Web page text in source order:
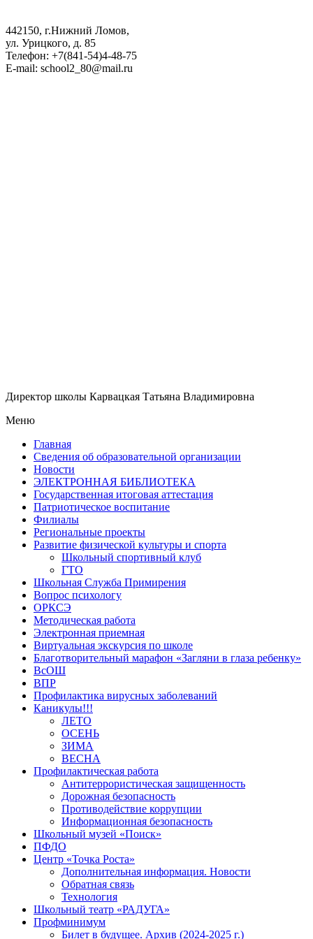
442150, г.Нижний Ломов,
ул. Урицкого, д. 85
Телефон: +7(841-54)4-48-75
E-mail: school2_80@mail.ru
Директор школы Карвацкая Татьяна Владимировна
Меню
Главная
Сведения об образовательной организации
Новости
ЭЛЕКТРОННАЯ БИБЛИОТЕКА
Государственная итоговая аттестация
Патриотическое воспитание
Филиалы
Региональные проекты
Развитие физической культуры и спорта
Школьный спортивный клуб
ГТО
Школьная Служба Примирения
Вопрос психологу
ОРКСЭ
Методическая работа
Электронная приемная
Виртуальная экскурсия по школе
Благотворительный марафон «Загляни в глаза ребенку»
ВсОШ
ВПР
Профилактика вирусных заболеваний
Каникулы!!!
ЛЕТО
ОСЕНЬ
ЗИМА
ВЕСНА
Профилактическая работа
Антитеррористическая защищенность
Дорожная безопасность
Противодействие коррупции
Информационная безопасность
Школьный музей «Поиск»
ПФДО
Центр «Точка Роста»
Дополнительная информация. Новости
Обратная связь
Технология
Школьный театр «РАДУГА»
Профминимум
Билет в будущее. Архив (2024-2025 г.)